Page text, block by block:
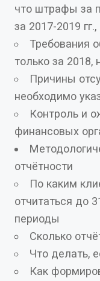
что штрафы за правонарушения, выявленные
за 2017-2019
Требования
только
Причины
Контроль и
Методологические вопросы
отчётности
По каким
отчитаться до 31 мая 2019 и за
периоды
Сколько
Что делать,
Как